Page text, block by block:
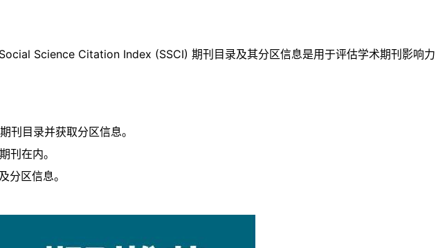
Science Citation Index (SSCI) 期刊目录及其分区信息是用于评估学术期刊影响力
目录并获取分区信息。
刊在内。
分区信息。